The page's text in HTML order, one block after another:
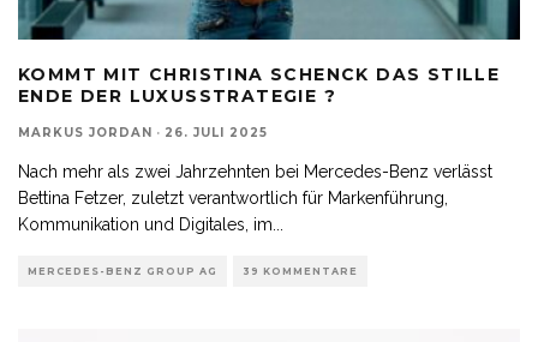
KOMMT MIT CHRISTINA SCHENCK DAS STILLE
ENDE DER LUXUSSTRATEGIE ?
MARKUS JORDAN · 26. JULI 2025
Nach mehr als zwei Jahrzehnten bei Mercedes-Benz verlässt
Bettina Fetzer, zuletzt verantwortlich für Markenführung,
Kommunikation und Digitales, im
MERCEDES-BENZ GROUP AG 39 KOMMENTARE